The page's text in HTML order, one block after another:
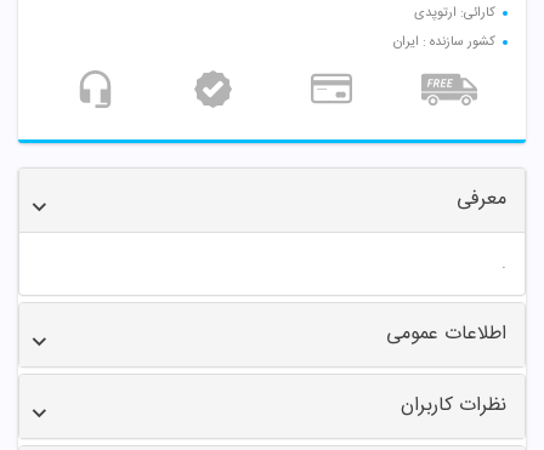
کارائی: ارتوپدی
کشور سازنده : ایران
معرفی
.
اطلاعات عمومی
نظرات کاربران